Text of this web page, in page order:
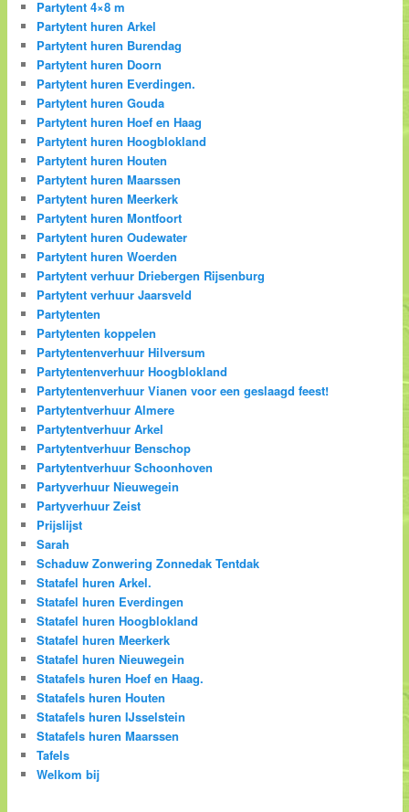
Partytent 4×8 m
Partytent huren Arkel
Partytent huren Burendag
Partytent huren Doorn
Partytent huren Everdingen.
Partytent huren Gouda
Partytent huren Hoef en Haag
Partytent huren Hoogblokland
Partytent huren Houten
Partytent huren Maarssen
Partytent huren Meerkerk
Partytent huren Montfoort
Partytent huren Oudewater
Partytent huren Woerden
Partytent verhuur Driebergen Rijsenburg
Partytent verhuur Jaarsveld
Partytenten
Partytenten koppelen
Partytentenverhuur Hilversum
Partytentenverhuur Hoogblokland
Partytentenverhuur Vianen voor een geslaagd feest!
Partytentverhuur Almere
Partytentverhuur Arkel
Partytentverhuur Benschop
Partytentverhuur Schoonhoven
Partyverhuur Nieuwegein
Partyverhuur Zeist
Prijslijst
Sarah
Schaduw Zonwering Zonnedak Tentdak
Statafel huren Arkel.
Statafel huren Everdingen
Statafel huren Hoogblokland
Statafel huren Meerkerk
Statafel huren Nieuwegein
Statafels huren Hoef en Haag.
Statafels huren Houten
Statafels huren IJsselstein
Statafels huren Maarssen
Tafels
Welkom bij